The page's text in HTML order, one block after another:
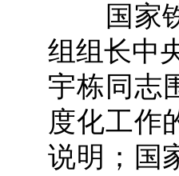
国家铁
组组长中
宇栋同志
度化工作
说明；国